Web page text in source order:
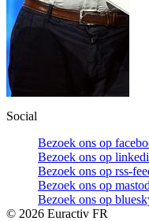
Social
Bezoek ons op
Bezoek ons op
Bezoek ons op rss-
Bezoek ons op
Bezoek ons op
© 2026 Euractiv FR